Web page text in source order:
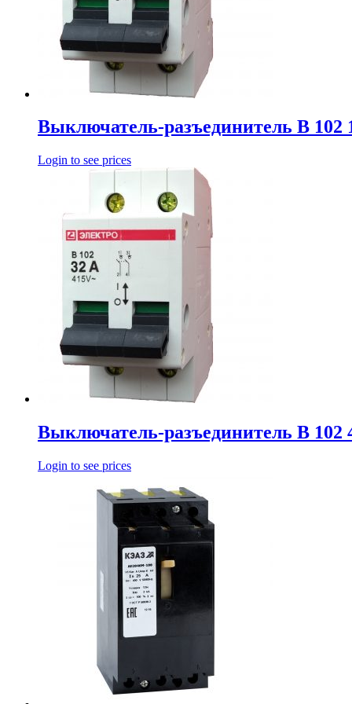
Выключатель-разъединитель В 102
Login to see prices
Выключатель-разъединитель В 102
Login to see prices